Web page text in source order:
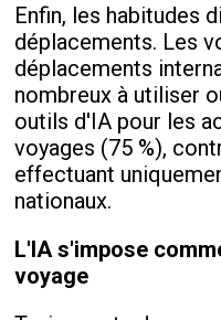
Enfin, les habitudes
déplacements. Les
déplacements
nombreux à utiliser
outils d'IA pour les
voyages (75 %),
effectuant
nationaux.
L'IA s'impose
voyage